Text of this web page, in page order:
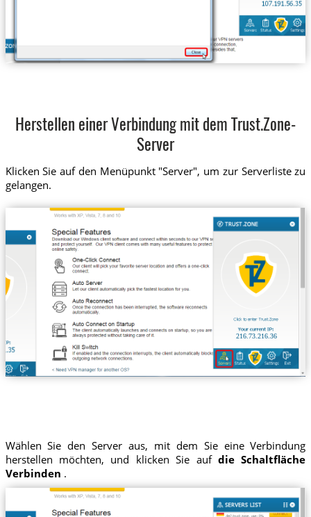
Herstellen einer Verbindung mit dem Trust.Zone-
Server
Klicken Sie auf den Menüpunkt "Server", um zur Serverliste zu
gelangen.
216.73.216.36
Wählen Sie den Server aus, mit dem Sie eine Verbindung
herstellen möchten, und klicken Sie aufdie Schaltfläche
Verbinden .